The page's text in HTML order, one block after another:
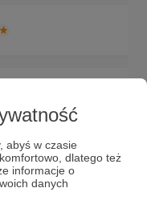
abyś w czasie
dlatego też
informacje o
danych